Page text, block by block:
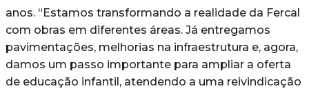
anos. “Estamos transformando a realidade da Fercal
com obras em diferentes áreas. Já entregamos
pavimentações, melhorias na infraestrutura e, agora,
damos um passo importante para ampliar a oferta
de educação infantil, atendendo a uma reivindicação